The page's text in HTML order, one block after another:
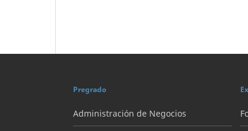
Pregrado
Administración de Negocios